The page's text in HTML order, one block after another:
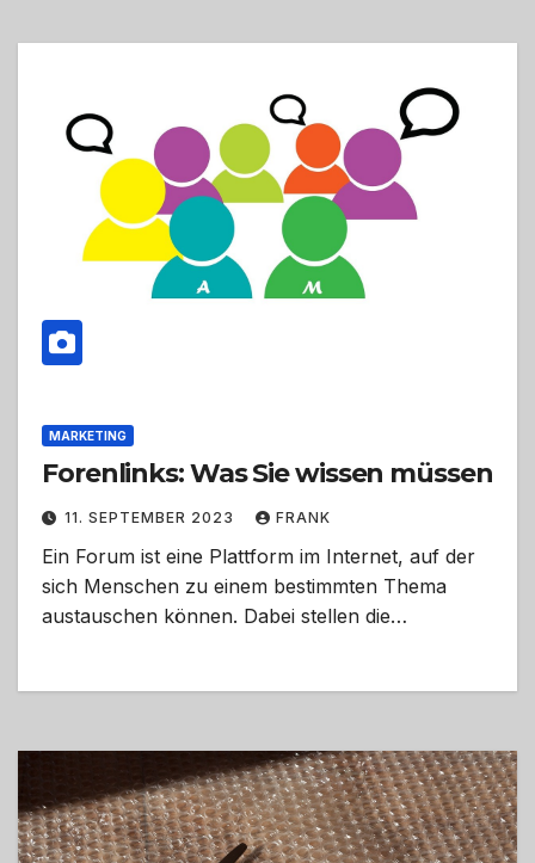
MARKETING
Forenlinks: Was Sie wissen müssen
11. SEPTEMBER 2023 FRANK
Ein Forum ist eine Plattform im Internet, auf der
sich Menschen zu einem bestimmten Thema
austauschen können. Dabei stellen die…